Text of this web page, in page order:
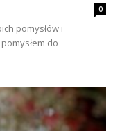
0
pomysłów i
do